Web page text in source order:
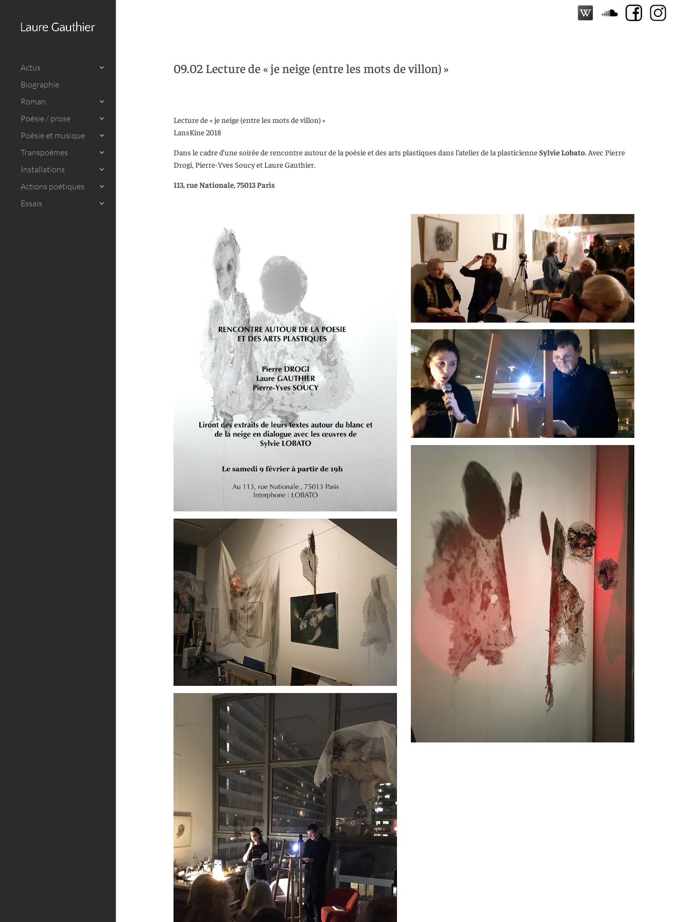
Actus
Biographie
Roman
Poésie / prose
Poésie et musique
Transpoèmes
Installations
Actions poétiques
Essais
09.02 Lecture de « je neige (entre les mots de villon) »
Lecture de « je neige (entre les mots de villon) »
LansKine 2018
Dans le cadre d’une soirée de rencontre autour de la poésie et des arts plastiques dans l’atelier de la plasticienneSylvie Lobato. Avec Pierre
Drogi, Pierre-Yves Soucy et Laure Gauthier.
113, rue Nationale, 75013 Paris